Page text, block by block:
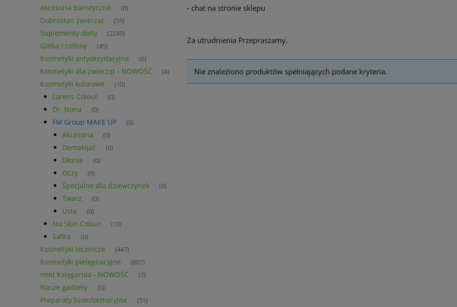
Akcesoria baristyczne (0)
Dobrostan zwierząt (55)
Suplementy diety (2245)
Gleba i rośliny (45)
Kosmetyki antyoksydacyjne (6)
Kosmetyki dla zwierząt - NOWOŚĆ (4)
Kosmetyki kolorowe (10)
Larens Colour (0)
Dr. Nona (0)
FM Group MAKE UP (0)
Akcesoria (0)
Demakijaż (0)
Dłonie (0)
Oczy (0)
Specjalne dla dziewczynek (0)
Twarz (0)
Usta (0)
Nu Skin Colour (10)
Safira (0)
Kosmetyki lecznicze (447)
Kosmetyki pielęgnacyjne (807)
mini Księgarnia - NOWOŚĆ (7)
Nasze gadżety (0)
Preparaty bioinformacyjne (51)
- chat na stronie sklepu
Za utrudnienia Przepraszamy.
Nie znaleziono produktów spełniających podane kryteria.